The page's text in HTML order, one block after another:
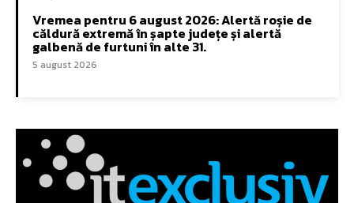
Vremea pentru 6 august 2026: Alertă roșie de
căldură extremă în șapte județe și alertă
galbenă de furtuni în alte 31.
5 august 2026